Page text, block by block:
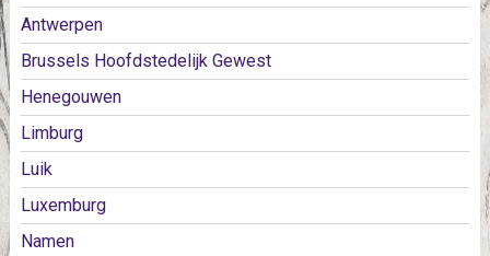
Antwerpen
Brussels Hoofdstedelijk Gewest
Henegouwen
Limburg
Luik
Luxemburg
Namen